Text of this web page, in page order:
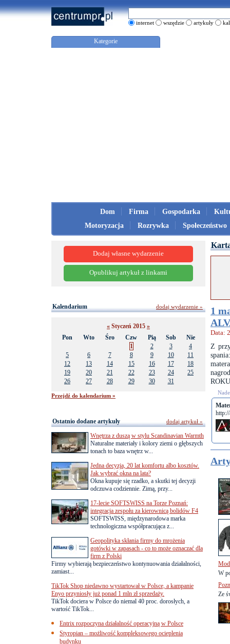
internet wszędzie artykuły
Kategorie
Dom Firma Gospodarka
Motoryzacja
Rozrywka Społeczeństwo
1
Data:
Z
W
Ze
Dodaj własne wydarzenie
Opublikuj artykuł z linkami
Kalendarium
« Styczeń 2015 »
Pon
Wto Śro Czw Pią Sob
Nie
1
2 3
4
5
6 7 8 9 10
11
12
13 14 15 16 17
18
19
20 21 22 23 24
25
26
27 28 29 30 31
Przejdź do kalendarium »
dodaj wydarzenie »
Ostatnio dodane artykuły
Wnętrza z duszą w stylu Scandinavian Warmth
Naturalne materiały i kolory ziemi o głębszych
tonach to baza wnętrz w...
Jedna decyzja, 20 lat komfortu albo kosztów.
Jak wybrać okna na lata?
Okna kupuje się rzadko, a skutki tej decyzji
odczuwa codziennie. Zimą, przy...
17-lecie SOFTSWISS na Torze Poznań:
integracja zespołu za kierownicą bolidów F4
SOFTSWISS, międzynarodowa marka
technologiczna współpracująca z...
Geopolityka skłania firmy do mrożenia
gotówki w zapasach - co to może oznaczać dla
firm z Polski
Firmy wybierają bezpieczeństwo kontynuowania działalności,
zamiast...
TikTok Shop niedawno wystartował w Polsce, a kampanie
Enyo przyniosły już ponad 1 mln zł sprzedaży.
TikTok dociera w Polsce do niemal 40 proc. dorosłych, a
wartość TikTok...
Entrix rozpoczyna działalność operacyjną w Polsce
Styropian – możliwość kompleksowego ocieplenia
budynku
dodaj artykuł »